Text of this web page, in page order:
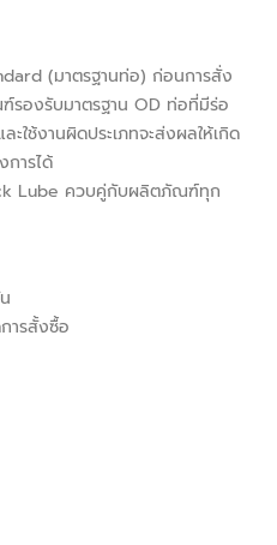
(มาตรฐานท่อ) ก่อนการสั่ง
รองรับมาตรฐาน OD ท่อที่มีร่อ
ใช้งานผิดประเภทจะส่งผลให้เกิด
การได้
Lube ควบคู่กับผลิตภัณฑ์ทุก
ารสั้งซื้อ